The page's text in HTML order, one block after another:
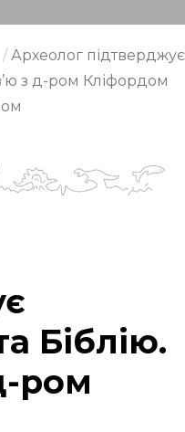
/ Археолог підтверджує
з д-ром Кліфордом
Біблію.
ром